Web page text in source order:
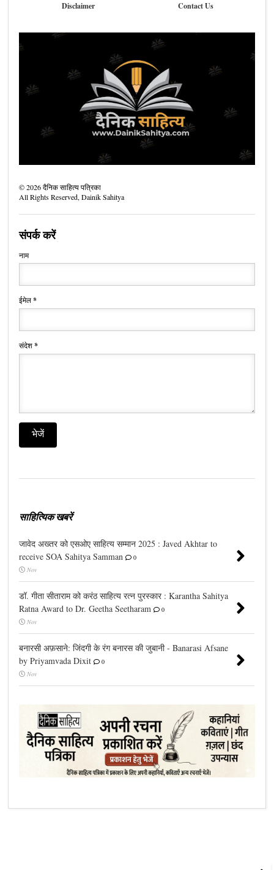
Disclaimer Contact Us
©2026दैनिक साहित्य पत्रिका
All Rights Reserved,Dainik Sahitya
संपर्क करें
नाम
ईमेल*
संदेश*
साहित्यिक खबरें
जावेद अख्तर को एसओए साहित्य सम्मान 2025 : Javed Akhtar to
receive SOA Sahitya Samman
0
Nov
डॉ. गीता सीताराम को करंठ साहित्य रत्न पुरस्कार : Karantha Sahitya
Ratna Award to Dr. Geetha Seetharam
0
Nov
बनारसी अफ़साने: जिंदगी के रंग बनारस की जुबानी - Banarasi Afsane
by Priyamvada Dixit
0
Nov